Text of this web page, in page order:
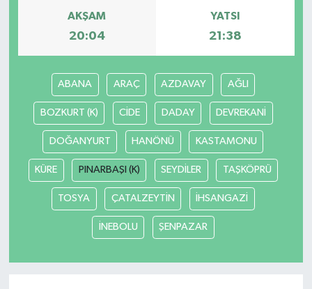
AKŞAM
20:04
YATSI
21:38
ABANA ARAÇ AZDAVAY AĞLI
BOZKURT (K) CİDE DADAY DEVREKANİ
DOĞANYURT HANÖNÜ KASTAMONU
KÜRE PINARBAŞI (K) SEYDİLER TAŞKÖPRÜ
TOSYA ÇATALZEYTİN İHSANGAZİ
İNEBOLU ŞENPAZAR